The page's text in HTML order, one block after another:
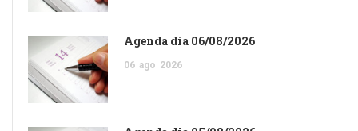
Agenda dia 06/08/2026
06 ago 2026